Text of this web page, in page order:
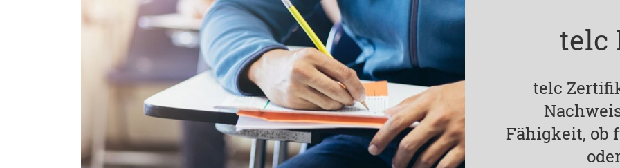
telc
telc
Fähigkeit, ob